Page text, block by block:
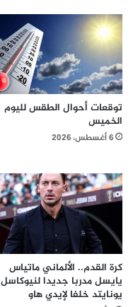
توقعات أحوال الطقس لليوم
الخميس
6 أغسطس، 2026
كرة القدم.. الألماني ماتياس
يايسل مدربا جديدا لنيوكاسل
يونايتد خلفا لإيدي هاو